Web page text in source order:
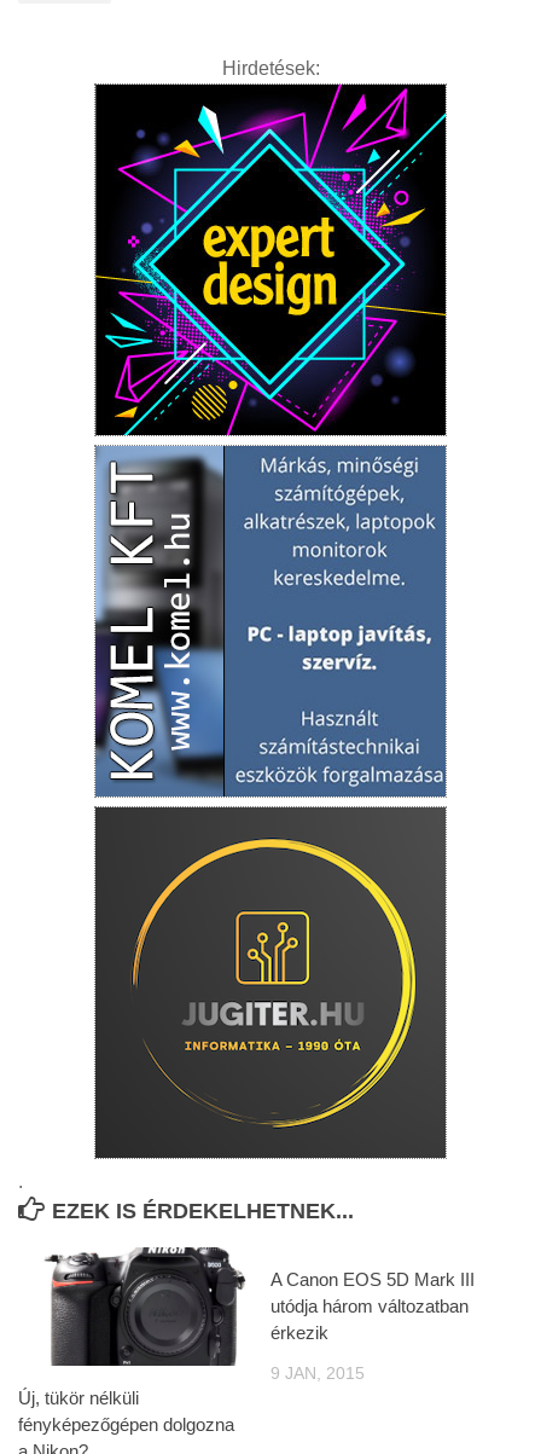
Hirdetések:
.
EZEK IS ÉRDEKELHETNEK...
Új, tükör nélküli
fényképezőgépen dolgozna
A Canon EOS 5D Mark III
utódja három változatban
érkezik
9 JAN, 2015